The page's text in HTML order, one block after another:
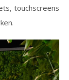
touchscreens